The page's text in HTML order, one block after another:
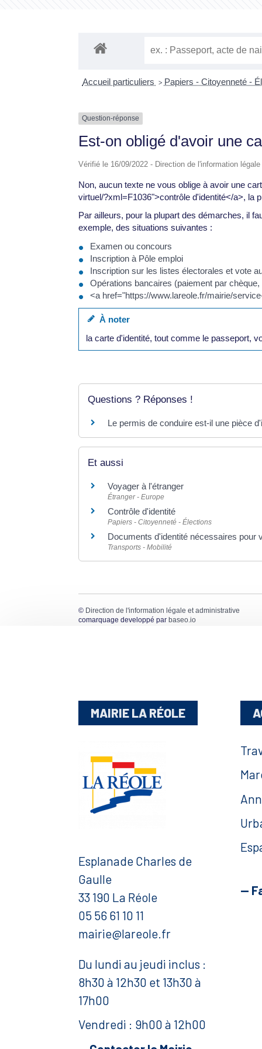
Accueil particuliers > Papiers - Citoyenneté -
Question-réponse
Est-on obligé d'avoir une
Vérifié le 16/09/2022 - Direction de l'information
Non, aucun texte ne vous oblige à avoir une
virtuel/?xml=F1036">contrôle d'identité</a>, la
Par ailleurs, pour la plupart des démarches, il
exemple, des situations suivantes :
Examen ou concours
Inscription à Pôle emploi
Inscription sur les listes électorales et vote
Opérations bancaires (paiement par
<a href="https://www.lareole.fr/mairie/
À noter
la carte d'identité, tout comme le passeport,
Questions ? Réponses !
Le permis de conduire est-il une pièce
Et aussi
Voyager à l'étranger
Étranger - Europe
Contrôle d'identité
Papiers - Citoyenneté - Élections
Documents d'identité nécessaires pour
Transports - Mobilité
© Direction de l'information légale et administrative
comarquage developpé parbaseo.io
MAIRIE LA RÉOLE
Esplanade Charles de
Gaulle
33 190 La Réole
05 56 61 10 11
mairie@lareole.fr
Du lundi au jeudi inclus :
8h30 à 12h30 et 13h30 à
17h00
Vendredi : 9h00 à 12h00
—